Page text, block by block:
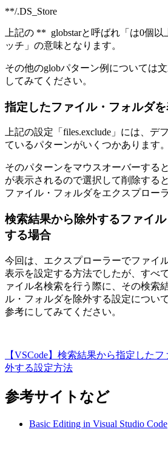
**/.DS_Store
上記の ** globstarと呼ばれ「は0個
ッチ」の意味となります。
その他のglobパターン例については
してみてください。
指定したファイル・フォルダ
上記の設定「files.exclude」には、デ
ているパターンがいくつかあります。
そのパターンをマウスオーバーする
が表示されるので選択して削除する
ファイル・フォルダをエクスプロー
検索結果から除外するファイ
する場合
今回は、エクスプローラーでファイ
表示を設定する方法でしたが、すべ
ァイル名検索を行う際に、その検索
ル・フォルダを除外する設定につい
参考にしてみてください。
【VSCode】検索結果から指定した
外する設定方法
参考サイトなど
Basic Editing in Visual Studio Code